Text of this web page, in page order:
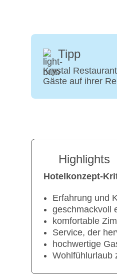
Tipp
Krystal
Gäste auf ihrer
Highlights
Hotelkonzept-
Erfahrung und
geschmackvoll
komfortable
Service, der
hochwertige
Wohlfühlurlaub